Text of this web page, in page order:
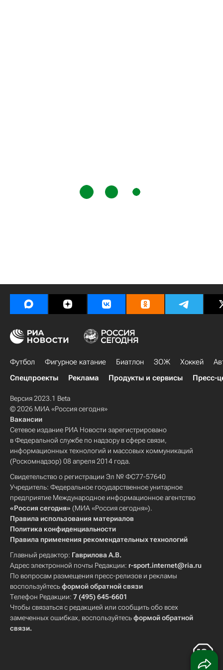
Футбол Фигурное катание Биатлон ЗОЖ Хоккей
Спецпроекты
Реклама Продукты и сервисы Пресс-
Версия 2023.1 Beta
© 2026 МИА «Россия сегодня»
Вакансии
Сетевое издание РИА Новости зарегистрировано
в Федеральной службе по надзору в сфере связи,
информационных технологий и массовых коммуникаций
(Роскомнадзор) 08 апреля 2014 года.
Свидетельство о регистрации Эл № ФС77-57640
Учредитель: Федеральное государственное унитарное
предприятие Международное информационное агентство
«Россия сегодня» (МИА «Россия сегодня»).
Правила использования материалов
Политика конфиденциальности
Правила применения рекомендательных технологий
Главный редактор: Гаврилова А.В.
Адрес электронной почты Редакции: r-sport.internet@ria.ru
По вопросам размещения пресс-релизов и рекламы
воспользуйтесьформой обратной связи
Телефон Редакции: 7 (495) 645-6601
Чтобы связаться с редакцией или сообщить обо всех
замеченных ошибках, воспользуйтесьформой обратной
связи.